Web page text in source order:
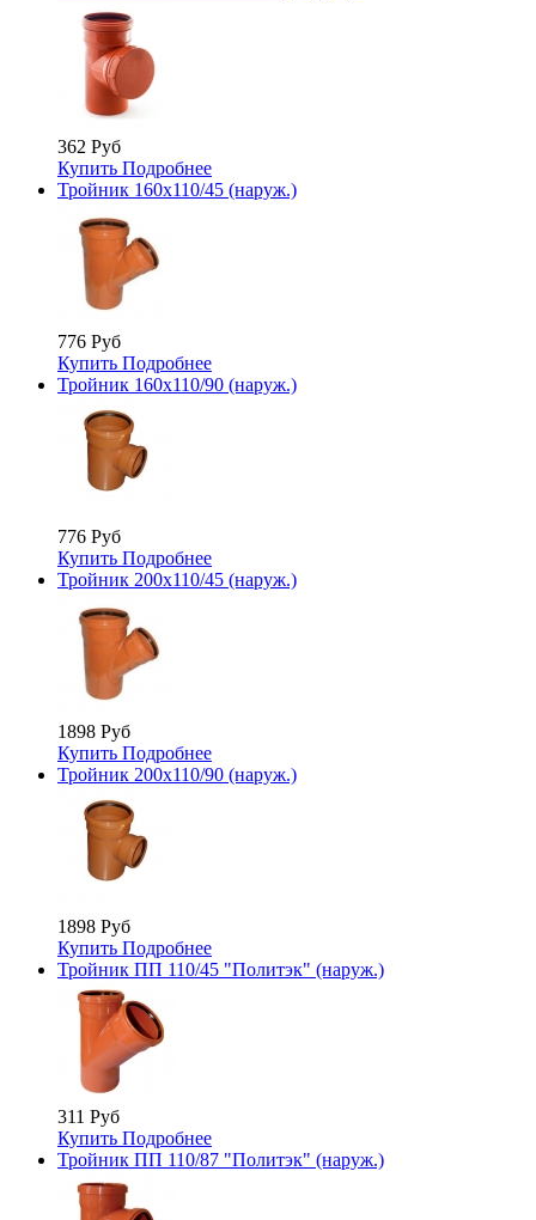
362 Руб
Купить Подробнее
Тройник 160х110/45 (наруж.)
776 Руб
Купить Подробнее
Тройник 160х110/90 (наруж.)
776 Руб
Купить Подробнее
Тройник 200х110/45 (наруж.)
1898 Руб
Купить Подробнее
Тройник 200х110/90 (наруж.)
1898 Руб
Купить Подробнее
Тройник ПП 110/45 "Политэк" (наруж.)
311 Руб
Купить Подробнее
Тройник ПП 110/87 "Политэк" (наруж.)